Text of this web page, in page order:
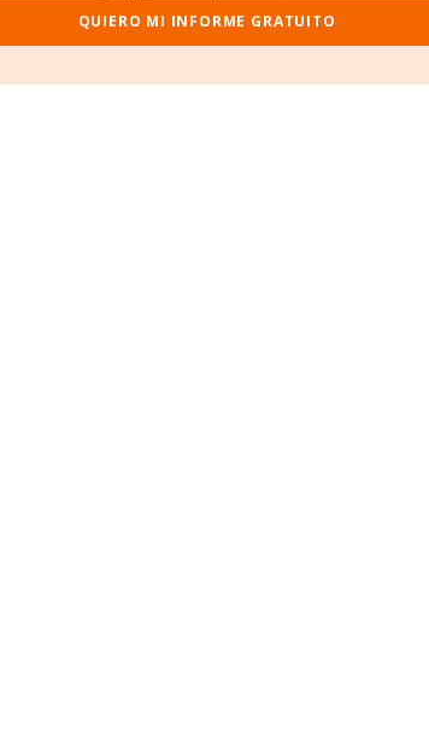
QUIERO MI INFORME GRATUITO